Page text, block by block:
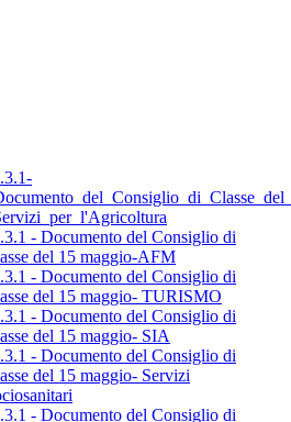
- Documento del Consiglio di
del 15 maggio-AFM
- Documento del Consiglio di
del 15 maggio- TURISMO
- Documento del Consiglio di
del 15 maggio- SIA
- Documento del Consiglio di
del 15 maggio- Servizi
- Documento del Consiglio di